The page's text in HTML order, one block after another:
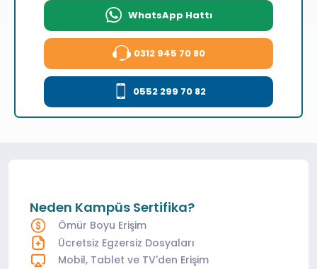
WhatsApp Hattı
0312 945 70 80
0552 299 70 82
Neden Kampüs Sertifika?
Ömür Boyu Erişim
Ücretsiz Egzersiz Dosyaları
Mobil, Tablet ve TV'den Erişim